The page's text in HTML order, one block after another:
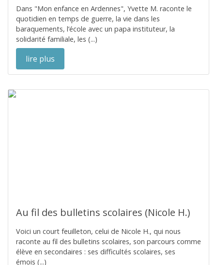
Dans "Mon enfance en Ardennes", Yvette M. raconte le
quotidien en temps de guerre, la vie dans les
baraquements, l’école avec un papa instituteur, la
solidarité familiale, les (...)
lire plus
Au fil des bulletins scolaires (Nicole H.)
Voici un court feuilleton, celui de Nicole H., qui nous
raconte au fil des bulletins scolaires, son parcours comme
élève en secondaires : ses difficultés scolaires, ses
émois (...)